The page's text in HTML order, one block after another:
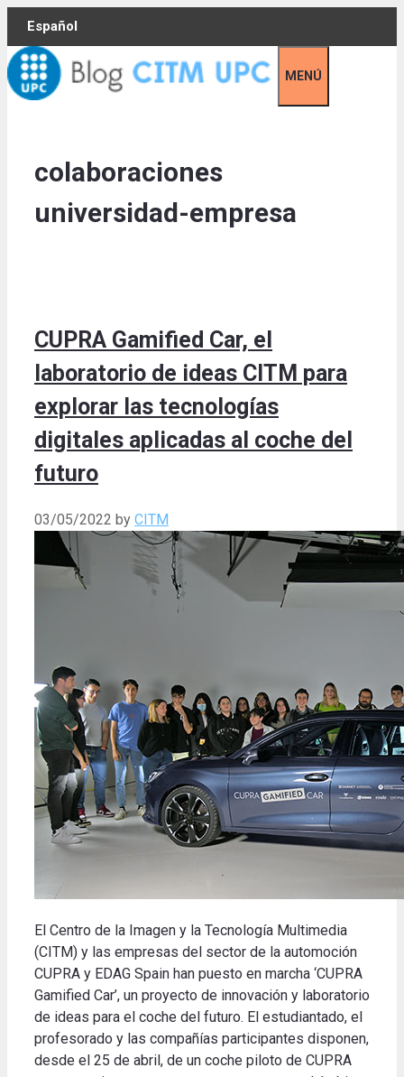
Skip
content
Español
MENÚ
colaboraciones
universidad-empresa
CUPRA Gamified Car, el
laboratorio de ideas CITM para
explorar las tecnologías
digitales aplicadas al coche del
futuro
03/05/2022 by CITM
El Centro de la Imagen y la Tecnología Multimedia
(CITM) y las empresas del sector de la automoción
CUPRA y EDAG Spain han puesto en marcha ‘CUPRA
Gamified Car’, un proyecto de innovación y laboratorio
de ideas para el coche del futuro. El estudiantado, el
profesorado y las compañías participantes disponen,
desde el 25 de abril, de un coche piloto de CUPRA